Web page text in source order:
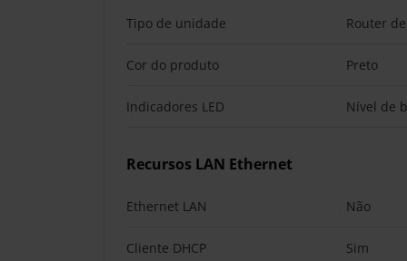
Tipo de unidade Router
Cor do produto Preto
Indicadores LED Nível de
Recursos LAN Ethernet
Ethernet LAN Não
Cliente DHCP Sim